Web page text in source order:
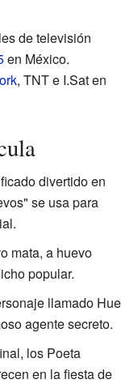
de televisión
en México.
, TNT e I.Sat en
divertido en
se usa para
mata, a huevo
popular.
llamado Hue
agente secreto.
los Poeta
en la fiesta de